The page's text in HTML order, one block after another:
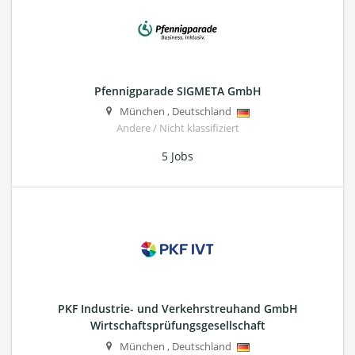
Pfennigparade SIGMETA GmbH
München , Deutschland
Andere / Nicht klassifiziert
5 Jobs
PKF Industrie- und Verkehrstreuhand GmbH
Wirtschaftsprüfungsgesellschaft
München , Deutschland